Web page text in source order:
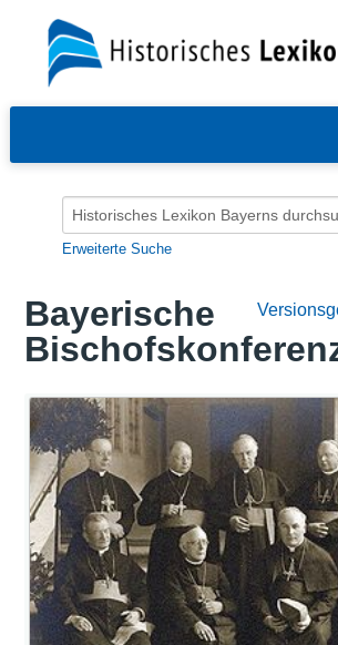
Erweiterte Suche
Bayerische